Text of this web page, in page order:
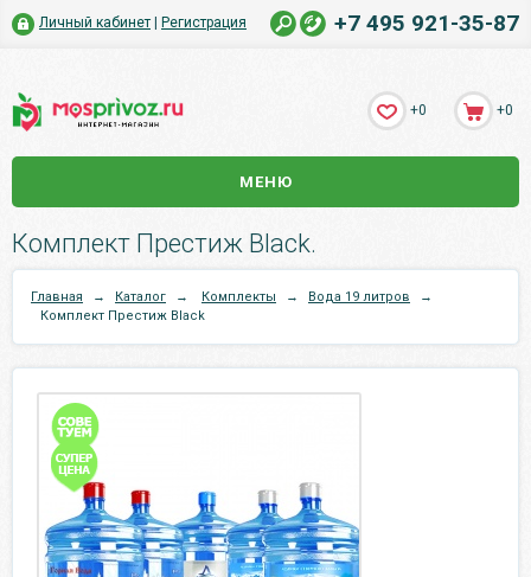
Личный кабинет Регистрация +7 495 921-35-87
+0 +0
МЕНЮ
Комплект Престиж Black.
Главная → Каталог → Комплекты → Вода 19 литров
→
Комплект Престиж Black